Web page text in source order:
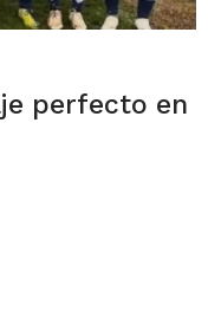
perfecto en